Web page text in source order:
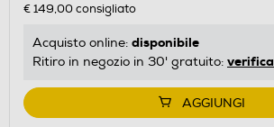
€ 149,00consigliato
Acquisto online: disponibile
Ritiro in negozio in 30' gratuito: verifica
AGGIUNGI